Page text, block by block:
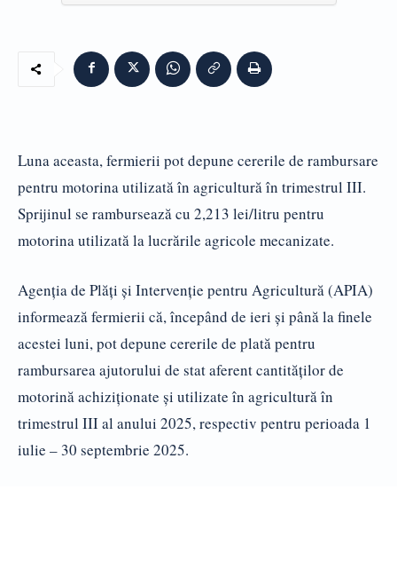
Luna aceasta, fermierii pot depune cererile de rambursare
pentru motorina utilizată în agricultură în trimestrul III.
Sprijinul se rambursează cu 2,213 lei/litru pentru
motorina utilizată la lucrările agricole mecanizate.
Agenția de Plăți și Intervenție pentru Agricultură (APIA)
informează fermierii că, începând de ieri și până la finele
acestei luni, pot depune cererile de plată pentru
rambursarea ajutorului de stat aferent cantităților de
motorină achiziționate și utilizate în agricultură în
trimestrul III al anului 2025, respectiv pentru perioada 1
iulie – 30 septembrie 2025.